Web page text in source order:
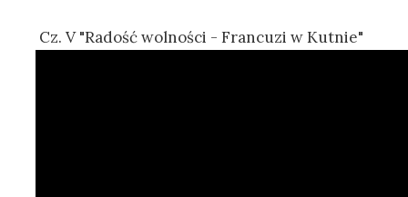
Cz. V "Radość wolności - Francuzi w Kutnie"